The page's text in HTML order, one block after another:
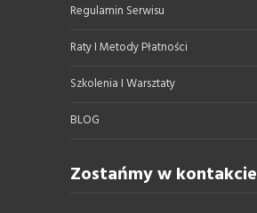
Regulamin Serwisu
Raty I Metody Płatności
Szkolenia I Warsztaty
BLOG
Zostańmy w kontakcie